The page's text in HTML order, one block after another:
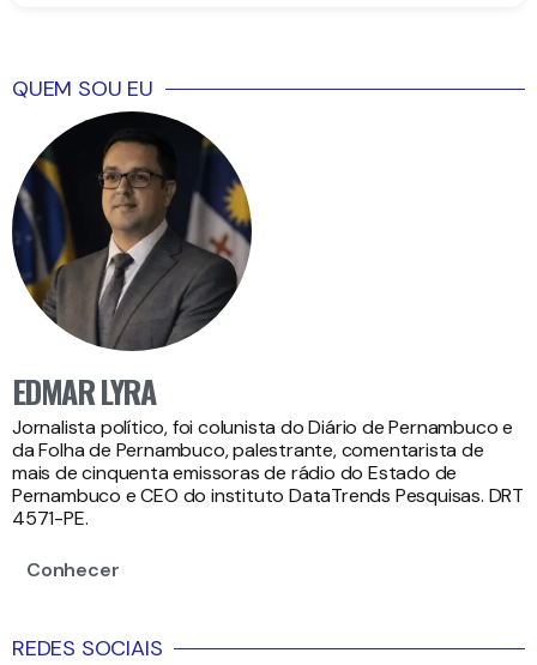
QUEM SOU EU
EDMAR LYRA
Jornalista político, foi colunista do Diário de Pernambuco e
da Folha de Pernambuco, palestrante, comentarista de
mais de cinquenta emissoras de rádio do Estado de
Pernambuco e CEO do instituto DataTrends Pesquisas. DRT
4571-PE.
Conhecer
REDES SOCIAIS